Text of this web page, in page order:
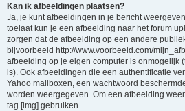
Kan ik afbeeldingen plaatsen?
Ja, je kunt afbeeldingen in je bericht
toelaat kun je een afbeelding naar het forum
zorgen dat de afbeelding op een andere
bijvoorbeeld http://www.voorbeeld.com/
afbeelding op je eigen computer is onmogelijk
is). Ook afbeeldingen die een authentificatie
Yahoo mailboxen, een wachtwoord
worden weergegeven. Om een afbeelding
tag [img] gebruiken.